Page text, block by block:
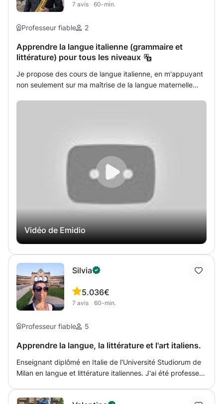
7 avis 60-min.
Professeur fiable 2
Apprendre la langue italienne (grammaire et
littérature) pour tous les niveaux
Je propose des cours de langue italienne, en m'appuyant
non seulement sur ma maîtrise de la langue maternelle
Enfin, vous pourrez utiliser le geste de la main 🤌 de la
manière la plus appropriée !
Vidéo de Emidio
Silvia
5.0
7 avis
36€
60-min.
Professeur fiable 5
Apprendre la langue, la littérature et l'art italiens.
Enseignant diplômé en Italie de l'Université Studiorum de
Milan en langue et littérature italiennes. J'ai été professeur